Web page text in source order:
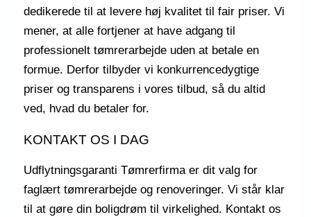
dedikerede til at levere høj kvalitet til fair priser. Vi
mener, at alle fortjener at have adgang til
professionelt tømrerarbejde uden at betale en
formue. Derfor tilbyder vi konkurrencedygtige
priser og transparens i vores tilbud, så du altid
ved, hvad du betaler for.
KONTAKT OS I DAG
Udflytningsgaranti Tømrerfirma er dit valg for
faglært tømrerarbejde og renoveringer. Vi står klar
til at gøre din boligdrøm til virkelighed. Kontakt os